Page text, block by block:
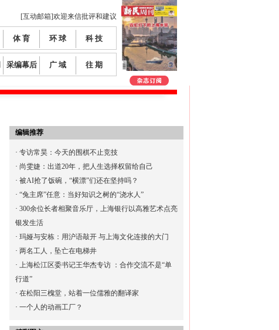
[互动邮箱]欢迎来信批评和建议
体 育 环 球 科 技
采编幕后 广 域 往 期
编辑推荐
· 专访常昊：今天的围棋不止竞技
· 尚雯婕：出道20年，把人生选择权留给自己
· 被AI抢了饭碗，“横漂”们还在坚持吗？
· “兔主席”任意：当好知识之树的“浇水人”
· 300余位长者相聚音乐厅，上海银行以高雅艺术点亮
银发生活
· 玛娅与安栋：用沪语敲开 与上海文化连接的大门
· 两名工人，坠亡在电梯井
· 上海松江区委书记王华杰专访 ：合作交流不是“单
行道”
· 在松阳三槐堂，站着一位儒雅的翻译家
· 一个人的动画工厂？